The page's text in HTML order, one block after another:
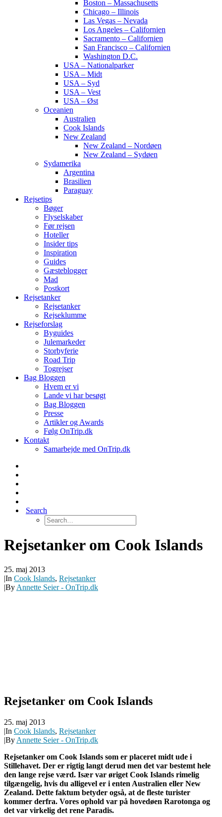
Boston – Massachusetts
Chicago – Illinois
Las Vegas – Nevada
Los Angeles – Californien
Sacramento – Californien
San Francisco – Californien
Washington D.C.
USA – Nationalparker
USA – Midt
USA – Syd
USA – Vest
USA – Øst
Oceanien
Australien
Cook Islands
New Zealand
New Zealand – Nordøen
New Zealand – Sydøen
Sydamerika
Argentina
Brasilien
Paraguay
Rejsetips
Bøger
Flyselskaber
Før rejsen
Hoteller
Insider tips
Inspiration
Guides
Gæsteblogger
Mad
Postkort
Rejsetanker
Rejsetanker
Rejseklumme
Rejseforslag
Byguides
Julemarkeder
Storbyferie
Road Trip
Togrejser
Bag Bloggen
Hvem er vi
Lande vi har besøgt
Bag Bloggen
Presse
Artikler og Awards
Følg OnTrip.dk
Kontakt
Samarbejde med OnTrip.dk
Search
Rejsetanker om Cook Islands
25. maj 2013
|In Cook Islands, Rejsetanker
|By Annette Seier - OnTrip.dk
Rejsetanker om Cook Islands
25. maj 2013
|In Cook Islands, Rejsetanker
|By Annette Seier - OnTrip.dk
Rejsetanker om Cook Islands som er placeret midt ude i
Stillehavet. Der er rigtig langt derud men det var bestemt hele
den lange rejse værd. Især var øriget Cook Islands rimelig
tilgængelig, hvis du alligevel er i enten Australien eller New
Zealand. Dette faktum betyder også, at de fleste turister
kommer derfra. Vores ophold var på hovedøen Rarotonga og
det var virkelig det rene Paradis.